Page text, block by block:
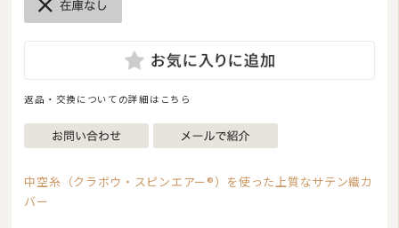
返品・交換についての詳細はこちら
中空糸（クラボウ・スピンエアー®）を使った上質なサテン織カ
バー